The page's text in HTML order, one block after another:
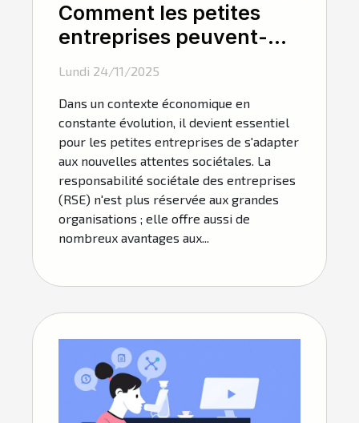
Comment les petites
entreprises peuvent-
elles tirer profit de la
RSE ?
Lundi 24/11/2025
Dans un contexte économique en
constante évolution, il devient essentiel
pour les petites entreprises de s'adapter
aux nouvelles attentes sociétales. La
responsabilité sociétale des entreprises
(RSE) n'est plus réservée aux grandes
organisations ; elle offre aussi de
nombreux avantages aux...